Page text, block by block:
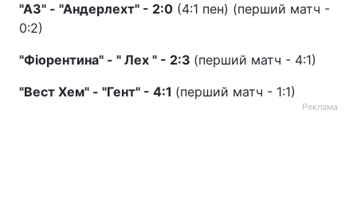
"АЗ" - "Андерлехт" - 2:0 (4:1 пен) (перший матч -
0:2)
"Фіорентина" - " Лех " - 2:3 (перший матч - 4:1)
"Вест Хем" - "Гент" - 4:1 (перший матч - 1:1)
Реклама